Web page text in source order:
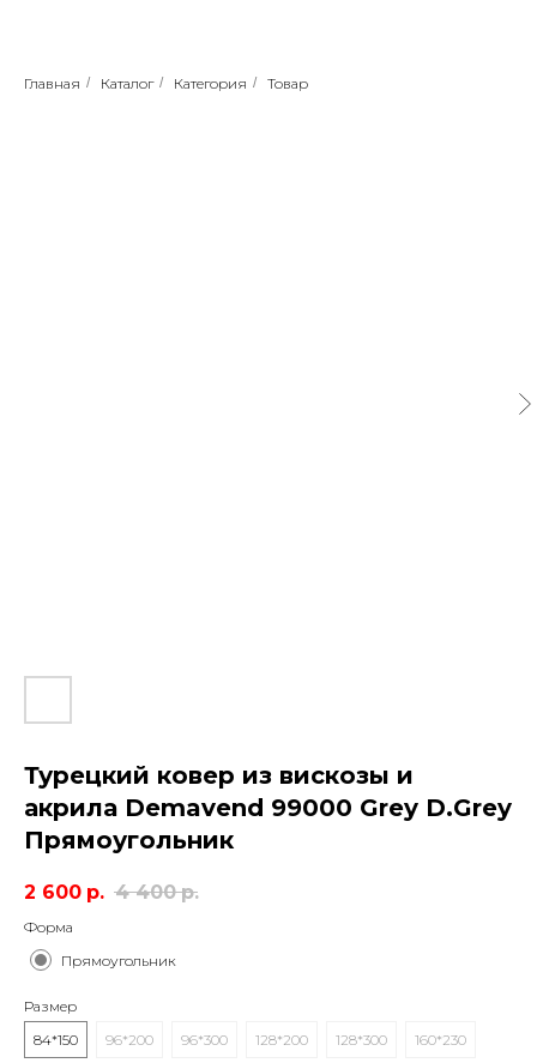
Главная / Каталог / Категория / Товар
Турецкий ковер из вискозы и
акрила Demavend 99000 Grey D.Grey
Прямоугольник
2 600 р. 4 400 р.
Форма
Прямоугольник
Размер
84*150
96*200 96*300 128*200 128*300 160*230